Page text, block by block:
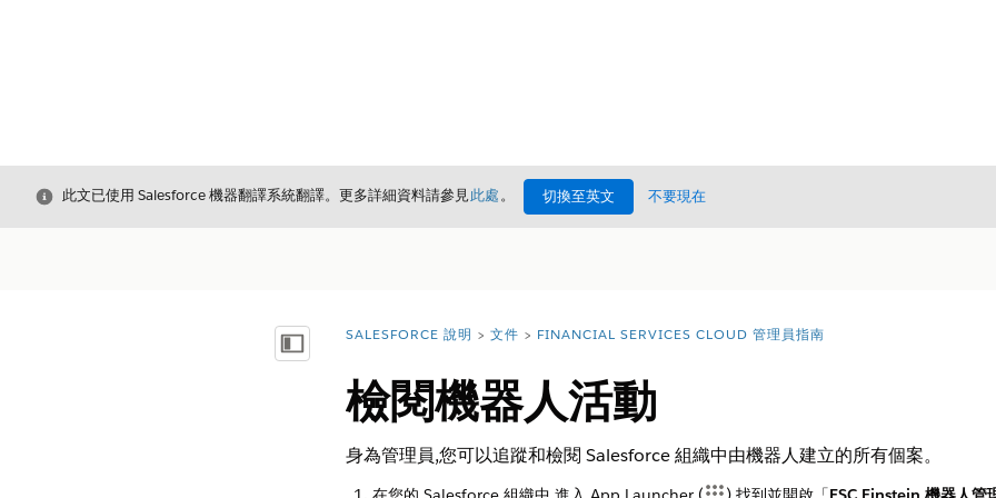
結束
此文已使用 Salesforce 機器翻譯系統翻譯。更多詳細資料請參見此處。 切換至英文 不要現在
顯示目錄 您位於此處：
SALESFORCE 說明 文件 FINANCIAL SERVICES CLOUD 管理員指南
檢閱機器人活動
身為管理員,您可以追蹤和檢閱 Salesforce 組織中由機器人建立的所有個案。